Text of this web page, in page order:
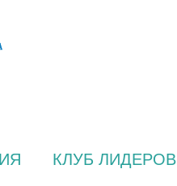
КЛУБ ЛИДЕРОВ